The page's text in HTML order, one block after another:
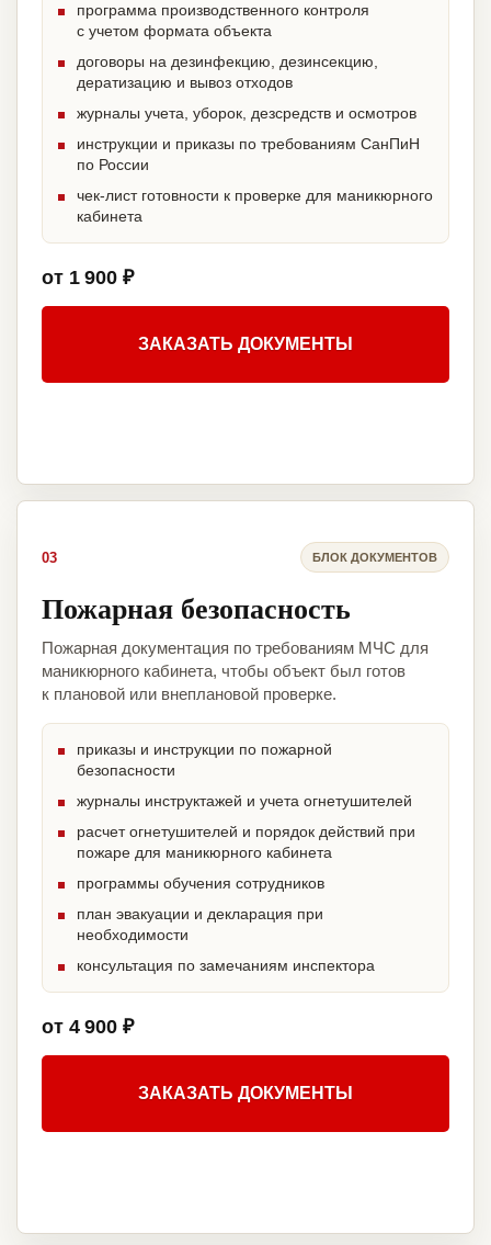
программа производственного контроля
с учетом формата объекта
договоры на дезинфекцию, дезинсекцию,
дератизацию и вывоз отходов
журналы учета, уборок, дезсредств и осмотров
инструкции и приказы по требованиям СанПиН
по России
чек-лист готовности к проверке для маникюрного
кабинета
от 1 900 ₽
ЗАКАЗАТЬ ДОКУМЕНТЫ
03 БЛОК ДОКУМЕНТОВ
Пожарная безопасность
Пожарная документация по требованиям МЧС для
маникюрного кабинета, чтобы объект был готов
к плановой или внеплановой проверке.
приказы и инструкции по пожарной
безопасности
журналы инструктажей и учета огнетушителей
расчет огнетушителей и порядок действий при
пожаре для маникюрного кабинета
программы обучения сотрудников
план эвакуации и декларация при
необходимости
консультация по замечаниям инспектора
от 4 900 ₽
ЗАКАЗАТЬ ДОКУМЕНТЫ